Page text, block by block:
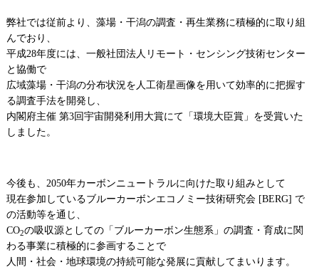
弊社では従前より、藻場・干潟の調査・再生業務に積極的に取り組
んでおり、
平成28年度には、一般社団法人リモート・センシング技術センター
と協働で
広域藻場・干潟の分布状況を人工衛星画像を用いて効率的に把握す
る調査手法を開発し、
内閣府主催 第3回宇宙開発利用大賞にて「環境大臣賞」を受賞いた
しました。
今後も、2050年カーボンニュートラルに向けた取り組みとして
現在参加しているブルーカーボンエコノミー技術研究会 [BERG] で
の活動等を通じ、
CO2の吸収源としての「ブルーカーボン生態系」の調査・育成に関
わる事業に積極的に参画することで
人間・社会・地球環境の持続可能な発展に貢献してまいります。